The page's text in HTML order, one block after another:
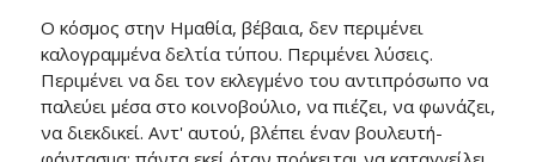
Ο κόσμος στην Ημαθία, βέβαια, δεν περιμένει
καλογραμμένα δελτία τύπου. Περιμένει λύσεις.
Περιμένει να δει τον εκλεγμένο του αντιπρόσωπο να
παλεύει μέσα στο κοινοβούλιο, να πιέζει, να φωνάζει,
να διεκδικεί. Αντ' αυτού, βλέπει έναν βουλευτή-